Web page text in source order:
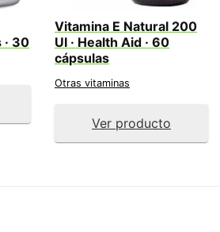
· 30
Vitamina E Natural 200
UI · Health Aid · 60
cápsulas
Otras vitaminas
Ver producto